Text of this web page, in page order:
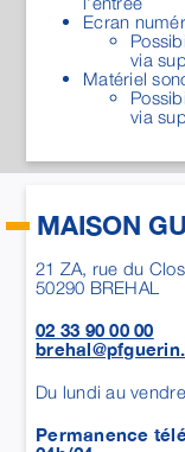
Ecran
via
Matériel
via
MAISON
21 ZA, rue du
50290 BREHAL
02 33 90 00 00
Du lundi au
Permanence